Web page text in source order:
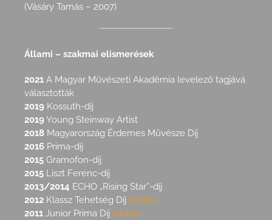
(Vásáry Tamás – 2007)
Állami – szakmai elismerések
2021 A Magyar Művészeti Akadémia levelező tagjává
választották
2019 Kossuth-díj
2019Young Steinway Artist
2018 Magyarország Érdemes Művésze Díj
2016 Prima-díj
2015 Gramofon-díj
2015 Liszt Ferenc-díj
2013/2014 ECHO „Rising Star”-díj
2012 Klassz Tehetség Díj letöltés
2011 Junior Prima Díj letöltés